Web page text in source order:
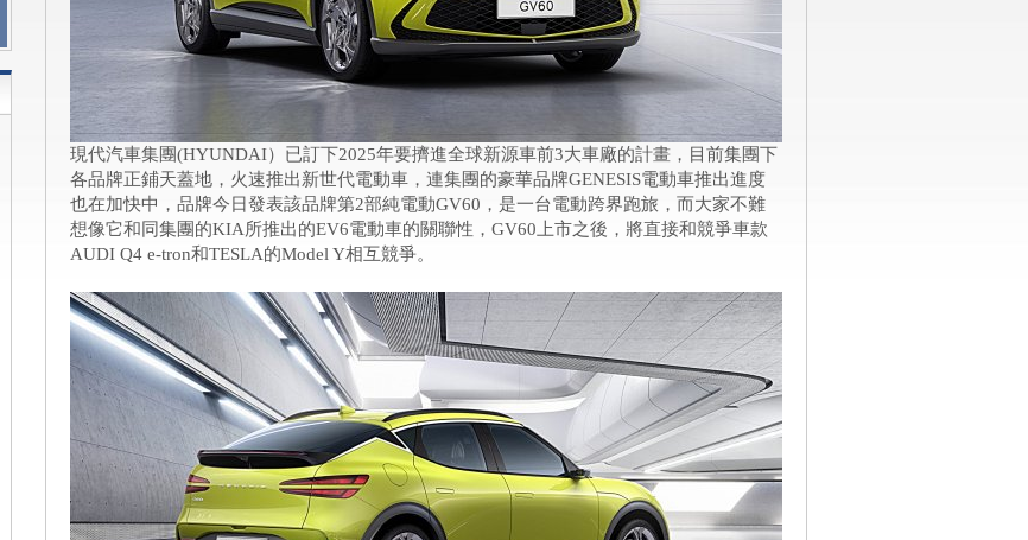
現代汽車集團(HYUNDAI）已訂下2025年要擠進全球新源車前3大車廠的計畫，目前集團下
各品牌正鋪天蓋地，火速推出新世代電動車，連集團的豪華品牌GENESIS電動車推出進度
也在加快中，品牌今日發表該品牌第2部純電動GV60，是一台電動跨界跑旅，而大家不難
想像它和同集團的KIA所推出的EV6電動車的關聯性，GV60上市之後，將直接和競爭車款
AUDI Q4 e-tron和TESLA的Model Y相互競爭。